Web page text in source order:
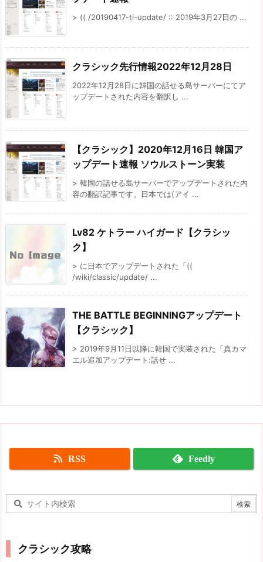
> (( /20190417-ti-update/ :: 2019年3月27日の ...
クラシック先行情報2022年12月28日
2022年12月28日に韓国の話せる島サーバーにてア
ップデートされた内容を翻訳し ...
【クラシック】2020年12月16日 韓国ア
ップデート速報 ソウルストーン実装
> 韓国の話せる島サーバーでアップデートされた内
容の翻訳記事です。日本では(アイ ...
Lv82 ケトラー ハイガード【クラシッ
ク】
> に日本でアップデートされた「((
/wiki/classic/update/ ...
THE BATTLE BEGINNINGアップデート
【クラシック】
> 2019年9月11日以降に韓国で実装された「真カマ
エル追加アップデート:話せ ...
RSS Feedly
クラシック攻略